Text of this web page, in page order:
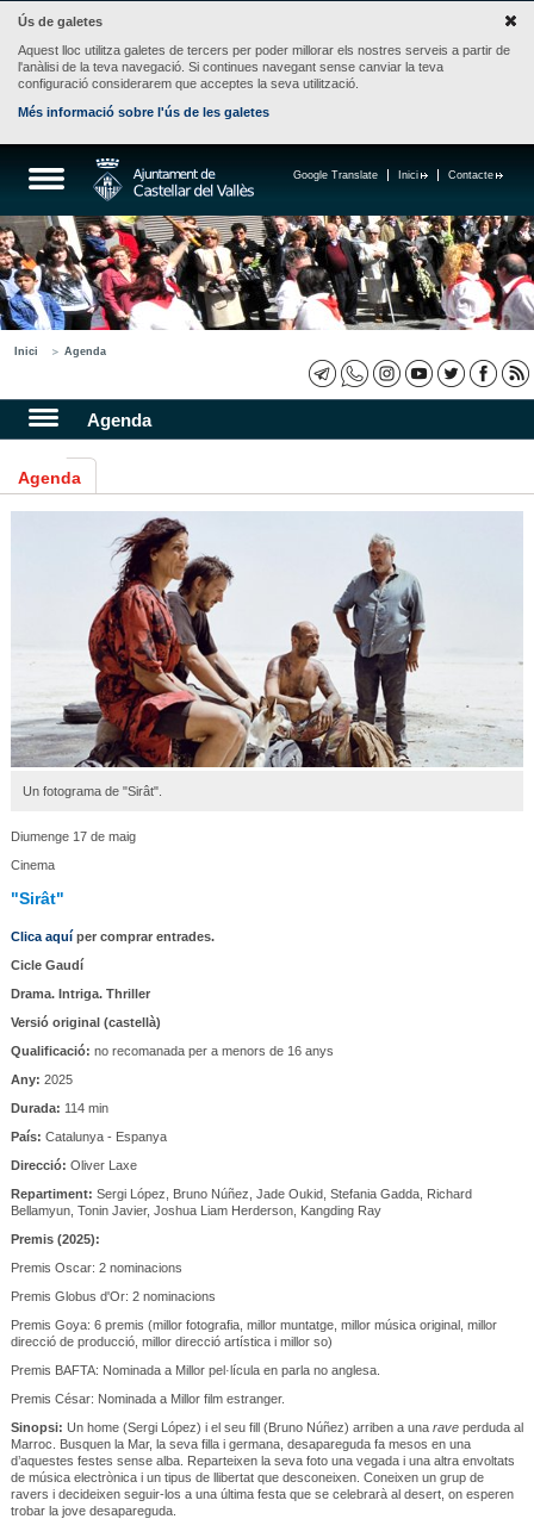
Ús de galetes
Aquest lloc utilitza galetes de tercers per poder millorar els nostres serveis a partir de
l'anàlisi de la teva navegació. Si continues navegant sense canviar la teva
configuració considerarem que acceptes la seva utilització.
Més informació sobre l'ús de les galetes
Contacte
Inici
Google Translate
Inici Agenda
Agenda
Agenda
Un fotograma de "Sirât".
Diumenge 17 de maig
Cinema
"Sirât"
Clica aquíper comprar entrades.
Cicle Gaudí
Drama. Intriga. Thriller
Versió original (castellà)
Qualificació: no recomanada per a menors de 16 anys
Any: 2025
Durada: 114 min
País: Catalunya - Espanya
Direcció: Oliver Laxe
Repartiment: Sergi López, Bruno Núñez, Jade Oukid, Stefania Gadda, Richard
Bellamyun, Tonin Javier, Joshua Liam Herderson, Kangding Ray
Premis (2025):
Premis Oscar: 2 nominacions
Premis Globus d'Or: 2 nominacions
Premis Goya: 6 premis (millor fotografia, millor muntatge, millor música original, millor
direcció de producció, millor direcció artística i millor so)
Premis BAFTA: Nominada a Millor pel·lícula en parla no anglesa.
Premis César: Nominada a Millor film estranger.
Sinopsi: Un home (Sergi López) i el seu fill (Bruno Núñez) arriben a una raveperduda al
Marroc. Busquen la Mar, la seva filla i germana, desapareguda fa mesos en una
d’aquestes festes sense alba. Reparteixen la seva foto una vegada i una altra envoltats
de música electrònica i un tipus de llibertat que desconeixen. Coneixen un grup de
ravers i decideixen seguir-los a una última festa que se celebrarà al desert, on esperen
trobar la jove desapareguda.